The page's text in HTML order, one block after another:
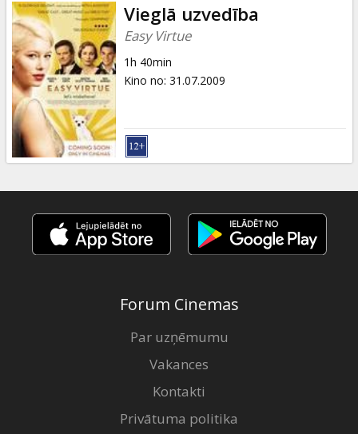
Ziņas
Dāvanu
kartes
Uzkodas
B2B
Kino
Klubs
Vieglā uzvedība
Easy Virtue
1h 40min
Kino no: 31.07.2009
Forum Cinemas
Par uzņēmumu
Vakances
Kontakti
Privātuma politika